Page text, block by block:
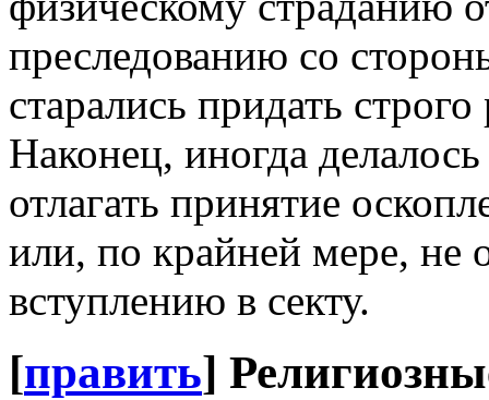
преследованию со
старались придать
Наконец, иногда
отлагать принятие
или, по крайней мере, не
вступлению в секту.
[править]